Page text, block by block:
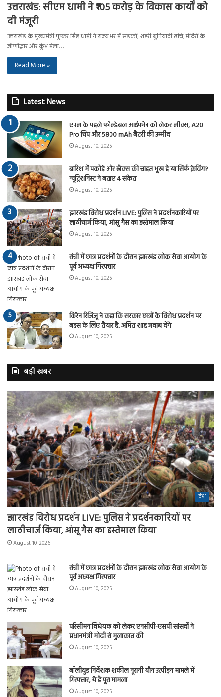
उत्तराखंड: सीएम धामी ने ₹105 करोड़ के विकास कार्यों को
दी मंजूरी
उत्तराखंड के मुख्यमंत्री पुष्कर सिंह धामी ने राज्य भर में सड़कों, शहरी बुनियादी ढांचे, मंदिरों के
जीर्णोद्धार और कुंभ मेला…
Read More »
Latest News
एपल के पहले फोल्डेबल आईफोन को लेकर लीक्स, A20
Pro चिप और 5800 mAh बैटरी की उम्मीद
August 10, 2026
बारिश में पकोड़े और स्नैक्स की चाहत भूख है या सिर्फ क्रेविंग?
न्यूट्रिशनिस्ट ने बताए 4 संकेत
August 10, 2026
झारखंड विरोध प्रदर्शन LIVE: पुलिस ने प्रदर्शनकारियों पर
लाठीचार्ज किया, आंसू गैस का इस्तेमाल किया
August 10, 2026
रांची में छात्र प्रदर्शनों के दौरान झारखंड लोक सेवा आयोग के
पूर्व अध्यक्ष गिरफ्तार
August 10, 2026
किरेन रिजिजू ने कहा कि सरकार छात्रों के विरोध प्रदर्शन पर
बहस के लिए तैयार है, अमित शाह जवाब देंगे
August 10, 2026
बड़ी खबर
देश
झारखंड विरोध प्रदर्शन LIVE: पुलिस ने प्रदर्शनकारियों पर
लाठीचार्ज किया, आंसू गैस का इस्तेमाल किया
August 10, 2026
रांची में छात्र प्रदर्शनों के दौरान झारखंड लोक सेवा आयोग के
पूर्व अध्यक्ष गिरफ्तार
August 10, 2026
परिसीमन विधेयक को लेकर एनसीपी-एसपी सांसदों ने
प्रधानमंत्री मोदी से मुलाकात की
August 10, 2026
बॉलीवुड निर्देशक शकील नूरानी यौन उत्पीड़न मामले में
गिरफ्तार, ये है पूरा मामला
August 10, 2026